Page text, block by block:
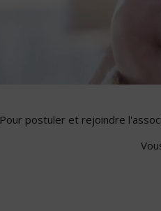
Pour postuler et rejoindre